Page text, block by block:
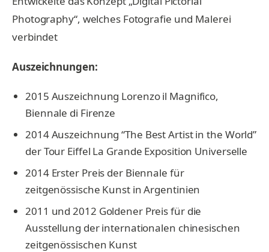
Photography“, welches Fotografie und Malerei
verbindet
Auszeichnungen:
2015 Auszeichnung Lorenzo il Magnifico,
Biennale di Firenze
2014 Auszeichnung “The Best Artist in the World”
der Tour Eiffel La Grande Exposition Universelle
2014 Erster Preis der Biennale für
zeitgenössische Kunst in Argentinien
2011 und 2012 Goldener Preis für die
Ausstellung der internationalen chinesischen
zeitgenössischen Kunst